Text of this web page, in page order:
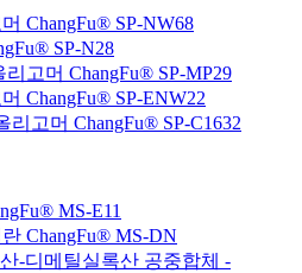
ChangFu® SP-NW68
SP-N28
고머 ChangFu® SP-MP29
ChangFu® SP-ENW22
고머 ChangFu® SP-C1632
MS-E11
ChangFu® MS-DN
-디메틸실록산 공중합체 -